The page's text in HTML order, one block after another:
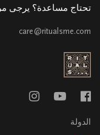
تحتاج مساعدة؟ يرجى
care@ritualsme.com
الدولة